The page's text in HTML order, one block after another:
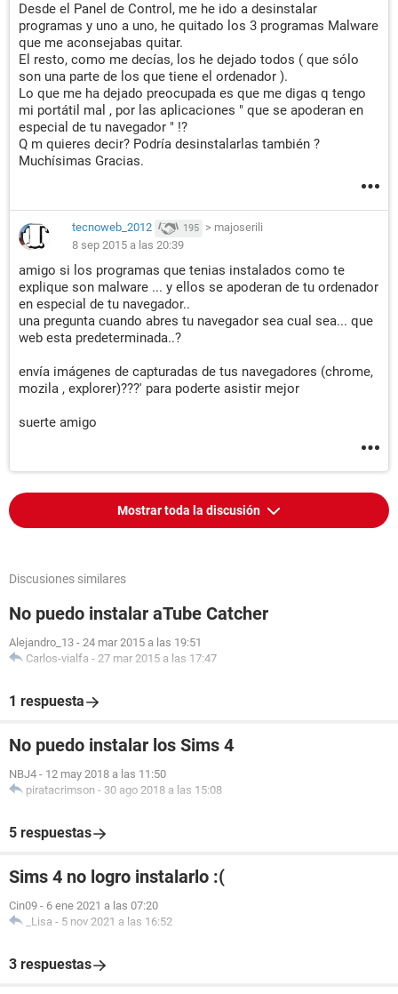
Desde el Panel de Control, me he ido a desinstalar
programas y uno a uno, he quitado los 3 programas Malware
que me aconsejabas quitar.
El resto, como me decías, los he dejado todos ( que sólo
son una parte de los que tiene el ordenador ).
Lo que me ha dejado preocupada es que me digas q tengo
mi portátil mal , por las aplicaciones " que se apoderan en
especial de tu navegador " !?
Q m quieres decir? Podría desinstalarlas también ?
Muchísimas Gracias.
tecnoweb_2012 195 > majoserili
8 sep 2015 a las 20:39
amigo si los programas que tenias instalados como te
explique son malware ... y ellos se apoderan de tu ordenador
en especial de tu navegador..
una pregunta cuando abres tu navegador sea cual sea... que
web esta predeterminada..?
envía imágenes de capturadas de tus navegadores (chrome,
mozila , explorer)???' para poderte asistir mejor
suerte amigo
Mostrar toda la discusión
Discusiones similares
No puedo instalar aTube Catcher
Alejandro_13 - 24 mar 2015 a las 19:51
Carlos-vialfa - 27 mar 2015 a las 17:47
1 respuesta
No puedo instalar los Sims 4
NBJ4 - 12 may 2018 a las 11:50
piratacrimson - 30 ago 2018 a las 15:08
5 respuestas
Sims 4 no logro instalarlo :(
Cin09 - 6 ene 2021 a las 07:20
_Lisa - 5 nov 2021 a las 16:52
3 respuestas